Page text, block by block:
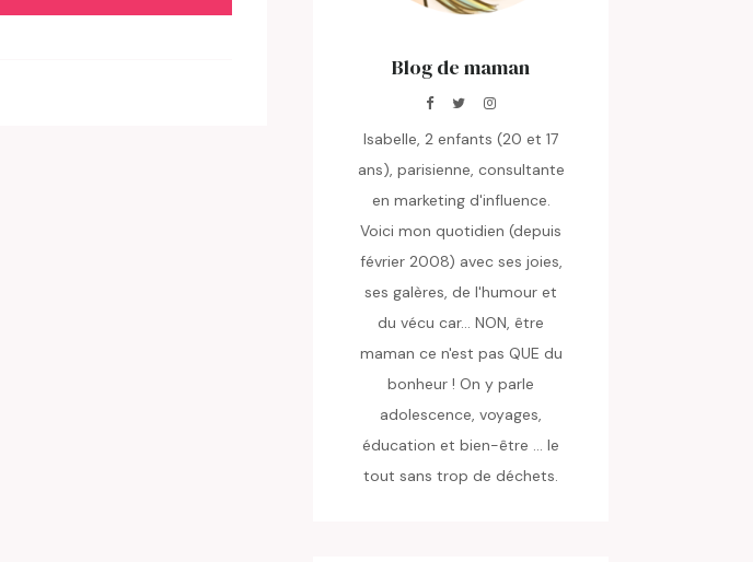
Blog de maman
Isabelle, 2 enfants (20 et 17
ans), parisienne, consultante
en marketing d'influence.
Voici mon quotidien (depuis
février 2008) avec ses joies,
ses galères, de l'humour et
du vécu car... NON, être
maman ce n'est pas QUE du
bonheur ! On y parle
adolescence, voyages,
éducation et bien-être ... le
tout sans trop de déchets.